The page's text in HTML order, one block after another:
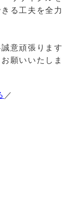
る工夫を全力
意頑張ります
願いいたしま
／